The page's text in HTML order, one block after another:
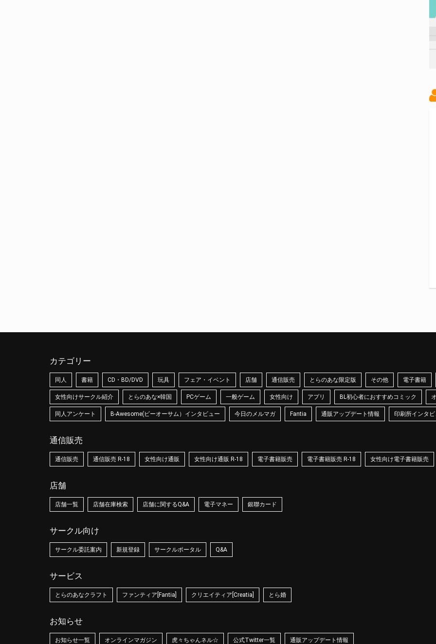
カテゴリー
同人 書籍 CD・BD/DVD 玩具 フェア・イベント 店舗 通信販売 とらのあな限定版 その他 電子書籍
女性向けサークル紹介 とらのあな×韓国 PCゲーム 一般ゲーム 女性向け アプリ BL初心者におすすめコミック
同人アンケート B-Awesome(ビーオーサム）インタビュー 今日のメルマガ Fantia 通販アップデート情報 印刷所インタ
通信販売
通信販売 通信販売 R-18 女性向け通販 女性向け通販 R-18 電子書籍販売 電子書籍販売 R-18 女性向け電子書籍販売
店舗
店舗一覧 店舗在庫検索 店舗に関するQ&A 電子マネー 銀聯カード
サークル向け
サークル委託案内 新規登録 サークルポータル Q&A
サービス
とらのあなクラフト ファンティア[Fantia] クリエイティア[Creatia] とら婚
お知らせ
お知らせ一覧 オンラインマガジン 虎々ちゃんネル☆ 公式Twitter一覧 通販アップデート情報